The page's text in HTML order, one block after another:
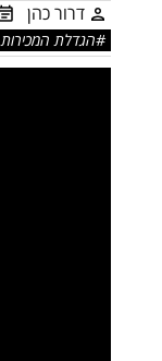
דרור כהן
הגדלת המכירות